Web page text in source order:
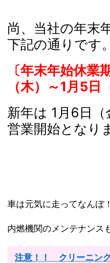
尚、当社の年末
下記の通りです。
〔年末年始休
（木）～1月5日
新年は 1月6日
営業開始となり
車は元気に走ってなんぼ！
内燃機関のメンテナンス
注意！！ クリーニン